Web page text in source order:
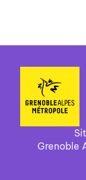
Grenoble